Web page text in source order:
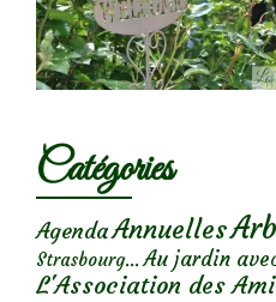
Catégories
AgendaAnnuelles
Strasbourg... Au jardin
L'Association des